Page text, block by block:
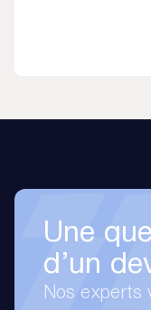
Une
d’un
Nos experts